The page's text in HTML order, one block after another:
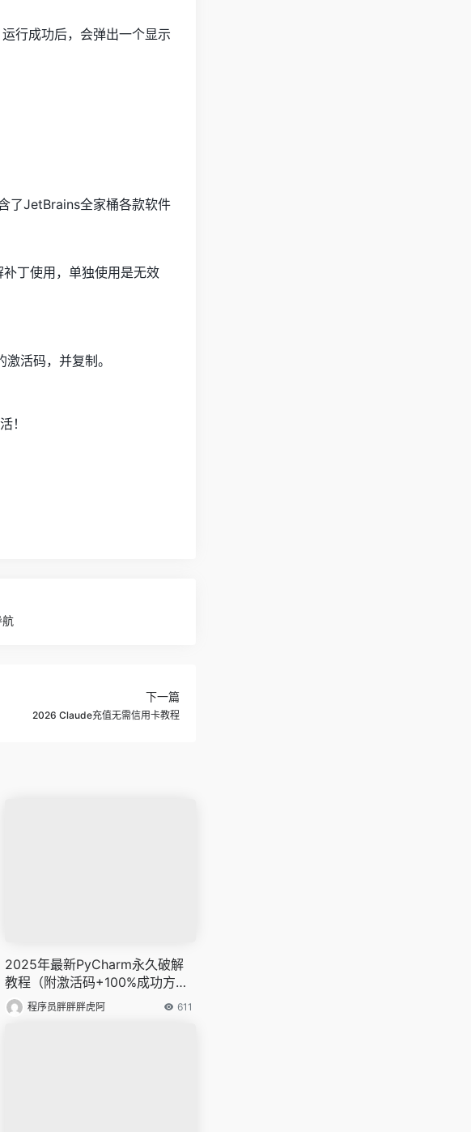
行成功后，会弹出一个显示
了JetBrains全家桶各款软件
丁使用，单独使用是无效
活码，并复制。
！
航
下一篇
2026 Claude充值无需信用卡教程
2025年最新PyCharm永久破解
教程（附激活码+100%成功方
法）?程序员胖胖胖虎阿 611